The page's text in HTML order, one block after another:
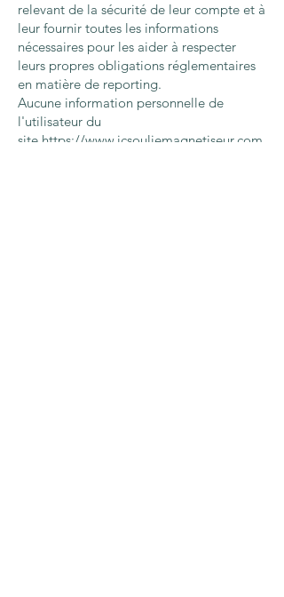
relevant de la sécurité de leur compte et à
leur fournir toutes les informations
nécessaires pour les aider à respecter
leurs propres obligations réglementaires
en matière de reporting.
Aucune information personnelle de
l'utilisateur du
site https://www.jcsouliemagnetiseur.com